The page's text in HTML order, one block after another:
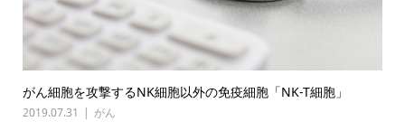
がん細胞を攻撃するNK細胞以外の免疫細胞「NK-T細胞」
2019.07.31 がん